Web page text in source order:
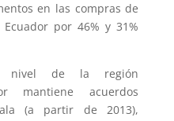
en las compras de
por 46% y 31%
nivel de la región
mantiene acuerdos
(a partir de 2013),